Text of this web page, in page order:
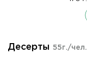
Десерты 55г./чел.